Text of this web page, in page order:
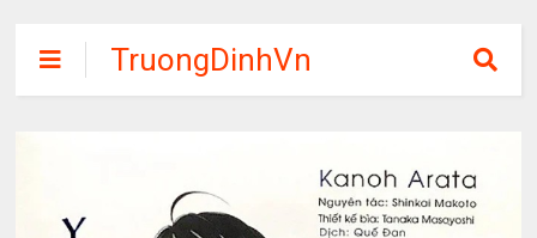
TruongDinhVn
Chia sẽ ebook,
tập miễn phí